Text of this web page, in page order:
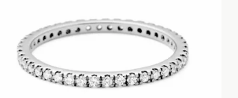
design og klassisk elegance.Magic
ringen er fremstillet i 18 karat
hvidguld.